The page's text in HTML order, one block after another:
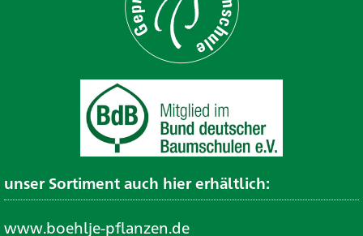
unser Sortiment auch hier erhältlich:
www.boehlje-pflanzen.de